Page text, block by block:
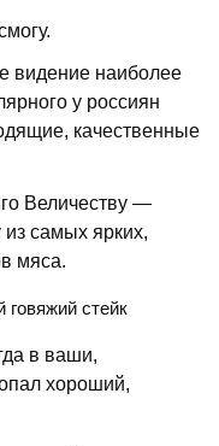
видение наиболее
у россиян
качественные
Величеству —
из самых ярких,
мяса.
в ваши,
хороший,